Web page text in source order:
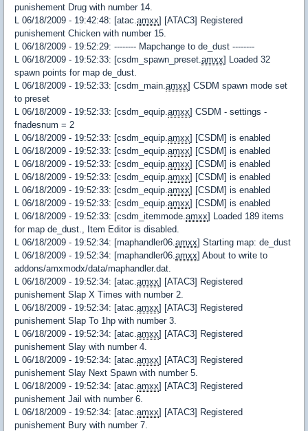
punishement Drug with number 14.
L 06/18/2009 - 19:42:48: [atac. amxx] [ATAC3] Registered
punishement Chicken with number 15.
L 06/18/2009 - 19:52:29: -------- Mapchange to de_dust --------
L 06/18/2009 - 19:52:33: [csdm_spawn_preset. amxx] Loaded 32
spawn points for map de_dust.
L 06/18/2009 - 19:52:33: [csdm_main. amxx] CSDM spawn mode set
to preset
L 06/18/2009 - 19:52:33: [csdm_equip. amxx] CSDM - settings -
fnadesnum = 2
L 06/18/2009 - 19:52:33: [csdm_equip. amxx] [CSDM] is enabled
L 06/18/2009 - 19:52:33: [csdm_equip. amxx] [CSDM] is enabled
L 06/18/2009 - 19:52:33: [csdm_equip. amxx] [CSDM] is enabled
L 06/18/2009 - 19:52:33: [csdm_equip. amxx] [CSDM] is enabled
L 06/18/2009 - 19:52:33: [csdm_equip. amxx] [CSDM] is enabled
L 06/18/2009 - 19:52:33: [csdm_equip. amxx] [CSDM] is enabled
L 06/18/2009 - 19:52:33: [csdm_itemmode. amxx] Loaded 189 items
for map de_dust., Item Editor is disabled.
L 06/18/2009 - 19:52:34: [maphandler06. amxx] Starting map: de_dust
L 06/18/2009 - 19:52:34: [maphandler06. amxx] About to write to
addons/amxmodx/data/maphandler.dat.
L 06/18/2009 - 19:52:34: [atac. amxx] [ATAC3] Registered
punishement Slap X Times with number 2.
L 06/18/2009 - 19:52:34: [atac. amxx] [ATAC3] Registered
punishement Slap To 1hp with number 3.
L 06/18/2009 - 19:52:34: [atac. amxx] [ATAC3] Registered
punishement Slay with number 4.
L 06/18/2009 - 19:52:34: [atac. amxx] [ATAC3] Registered
punishement Slay Next Spawn with number 5.
L 06/18/2009 - 19:52:34: [atac. amxx] [ATAC3] Registered
punishement Jail with number 6.
L 06/18/2009 - 19:52:34: [atac. amxx] [ATAC3] Registered
punishement Bury with number 7.